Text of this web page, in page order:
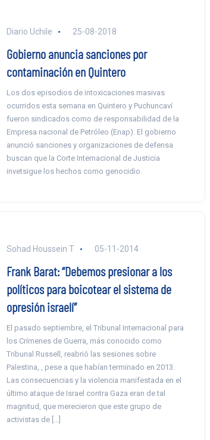
Diario Uchile 25-08-2018
Gobierno anuncia sanciones por
contaminación en Quintero
Los dos episodios de intoxicaciones masivas
ocurridos esta semana en Quintero y Puchuncaví
fueron sindicados como de responsabilidad de la
Empresa nacional de Petróleo (Enap). El gobierno
anunció sanciones y organizaciones de defensa
buscan que la Corte Internacional de Justicia
invetsigue los hechos como genocidio.
Sohad Houssein T 05-11-2014
Frank Barat: “Debemos presionar a los
políticos para boicotear el sistema de
opresión israelí”
El pasado septiembre, el Tribunal Internacional para
los Crímenes de Guerra, más conocido como
Tribunal Russell, reabrió las sesiones sobre
Palestina, , pese a que habían terminado en 2013.
Las consecuencias y la violencia manifestada en el
último ataque de Israel contra Gaza eran de tal
magnitud, que merecieron que este grupo de
activistas de […]